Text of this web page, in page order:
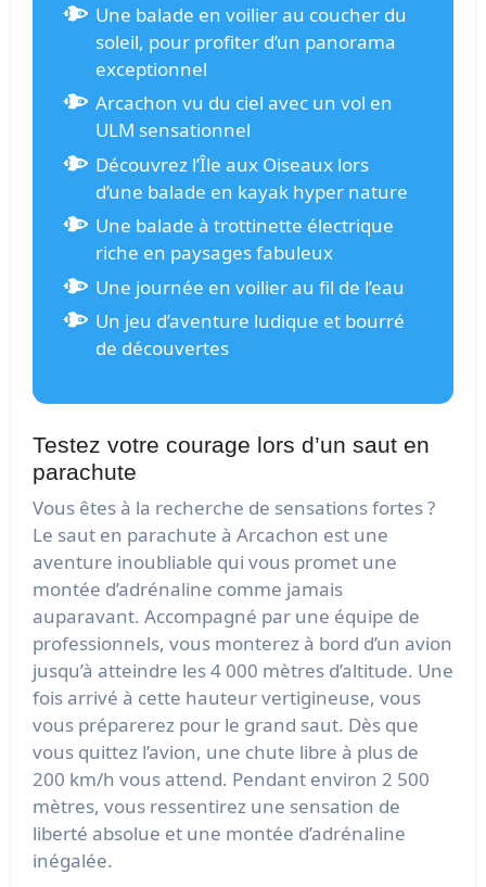
Une balade en voilier au coucher du
soleil, pour profiter d’un panorama
exceptionnel
Arcachon vu du ciel avec un vol en
ULM sensationnel
Découvrez l’Île aux Oiseaux lors
d’une balade en kayak hyper nature
Une balade à trottinette électrique
riche en paysages fabuleux
Une journée en voilier au fil de l’eau
Un jeu d’aventure ludique et bourré
de découvertes
Testez votre courage lors d’un saut en
parachute
Vous êtes à la recherche de sensations fortes ?
Le saut en parachute à Arcachon est une
aventure inoubliable qui vous promet une
montée d’adrénaline comme jamais
auparavant. Accompagné par une équipe de
professionnels, vous monterez à bord d’un avion
jusqu’à atteindre les 4 000 mètres d’altitude. Une
fois arrivé à cette hauteur vertigineuse, vous
vous préparerez pour le grand saut. Dès que
vous quittez l’avion, une chute libre à plus de
200 km/h vous attend. Pendant environ 2 500
mètres, vous ressentirez une sensation de
liberté absolue et une montée d’adrénaline
inégalée.